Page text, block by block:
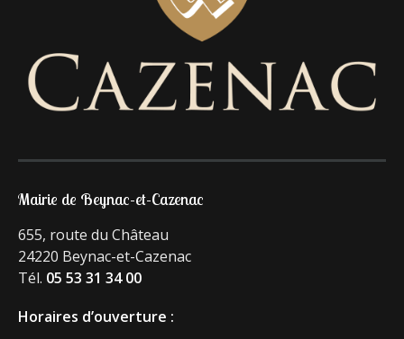
Mairie de Beynac-et-Cazenac
655, route du Château
24220 Beynac-et-Cazenac
Tél. 05 53 31 34 00
Horaires d’ouverture :